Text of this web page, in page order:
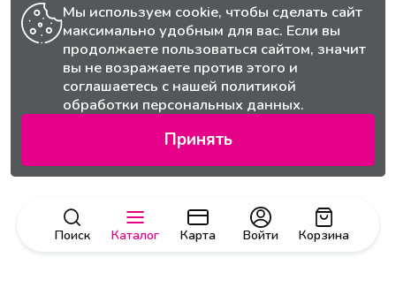
Поиск Каталог Карта Корзина
Войти
Мы используем cookie, чтобы сделать сайт
максимально удобным для вас. Если вы
продолжаете пользоваться сайтом, значит
вы не возражаете против этого и
соглашаетесь с нашей политикой
обработки персональных данных.
Принять